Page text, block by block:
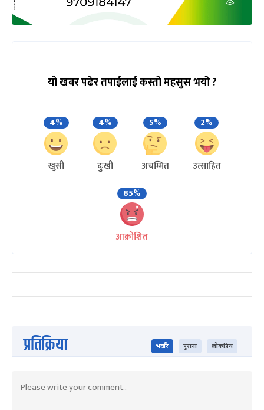
यो खबर पढेर तपाईलाई कस्तो महसुस भयो ?
4%
खुसी
4%
दुःखी
5%
अचम्मित
2%
उत्साहित
85%
आक्रोशित
प्रतिक्रिया भर्खरै पुराना लोकप्रिय